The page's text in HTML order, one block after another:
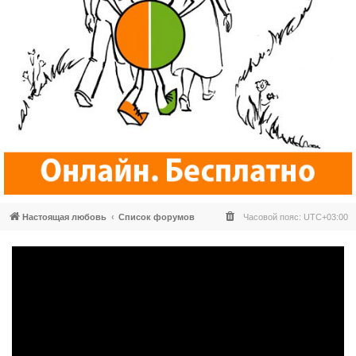
Настоящая любовь Список форумов Часовой пояс: UTC+03:00